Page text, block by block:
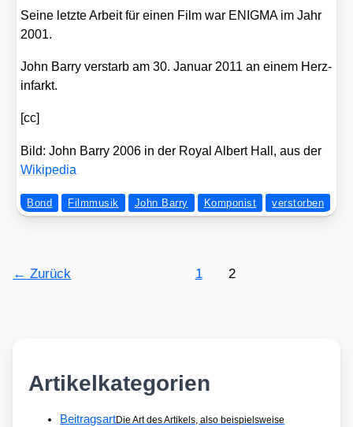
Sei­ne letz­te Arbeit für einen Film war ENIGMA im Jahr
2001.
John Bar­ry ver­starb am 30. Janu­ar 2011 an einem Herz­
in­farkt.
[cc]
Bild: John Bar­ry 2006 in der Roy­al Albert Hall, aus der
Wiki­pe­dia
Bond Filmmusik John Barry Komponist verstorben
← Zurück 1 2
Artikelkategorien
BeitragsartDie Art des Artikels, also beispielsweise